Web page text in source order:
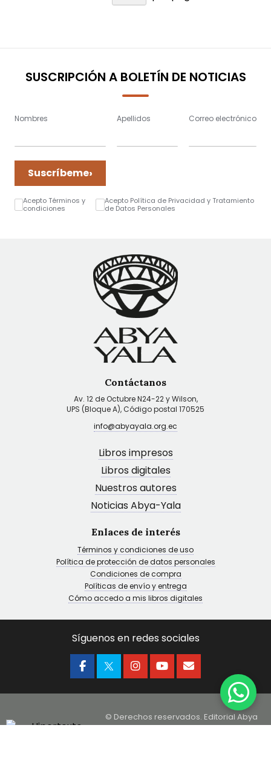
SUSCRIPCIÓN A BOLETÍN DE NOTICIAS
Nombres Apellidos Correo electrónico
Suscríbeme›
Acepto Términos y
condiciones
Acepto Política de Privacidad y Tratamiento
de Datos Personales
Contáctanos
Av. 12 de Octubre N24-22 y Wilson,
UPS (Bloque A), Código postal 170525
info@abyayala.org.ec
Libros impresos
Libros digitales
Nuestros autores
Noticias Abya-Yala
Enlaces de interés
Términos y condiciones de uso
Política de protección de datos personales
Condiciones de compra
Políticas de envío y entrega
Cómo accedo a mis libros digitales
Síguenos en redes sociales
© Derechos reservados. Editorial Abya
Yala